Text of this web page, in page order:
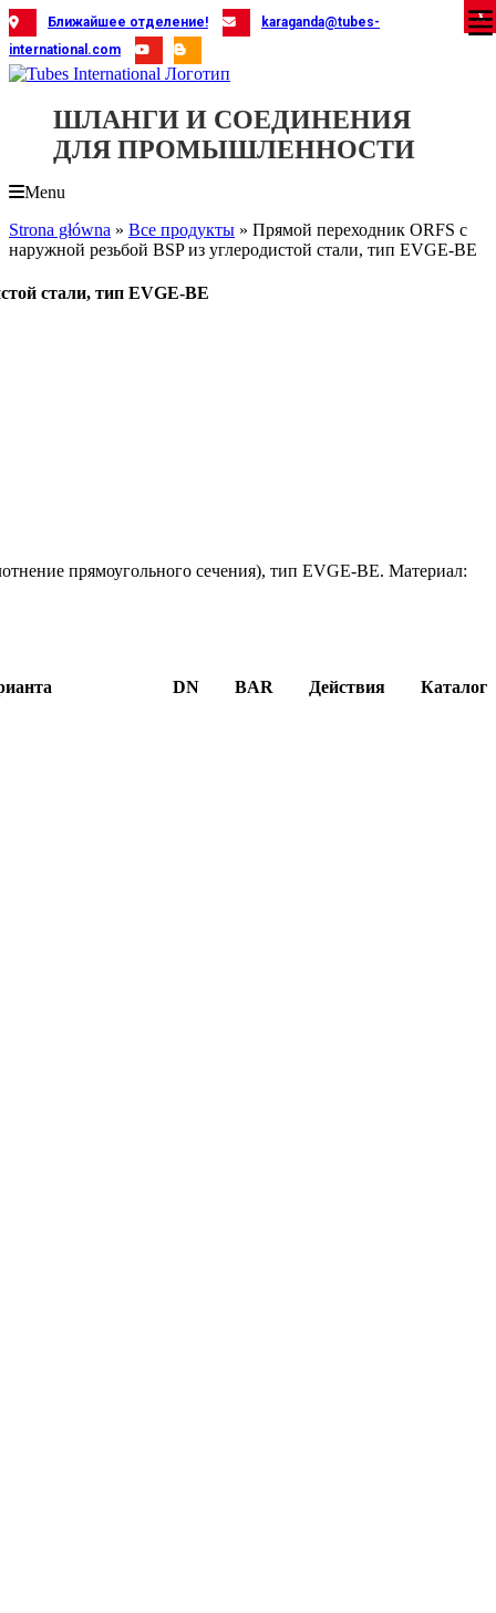
Skip
to
content
Ближайшее отделение!
karaganda@tubes-
international.com
ШЛАНГИ И СОЕДИНЕНИЯ
ДЛЯ ПРОМЫШЛЕННОСТИ
Menu
Strona główna » Все продукты » Прямой переходник ORFS с
наружной резьбой BSP из углеродистой стали, тип EVGE-BE
стали, тип EVGE-BE
прямоугольного сечения), тип EVGE-BE. Материал:
DN BAR Действия Каталог
X
X
X
X
X
X
X
X
X
X
X
X
X
X
X
X
X
X
X